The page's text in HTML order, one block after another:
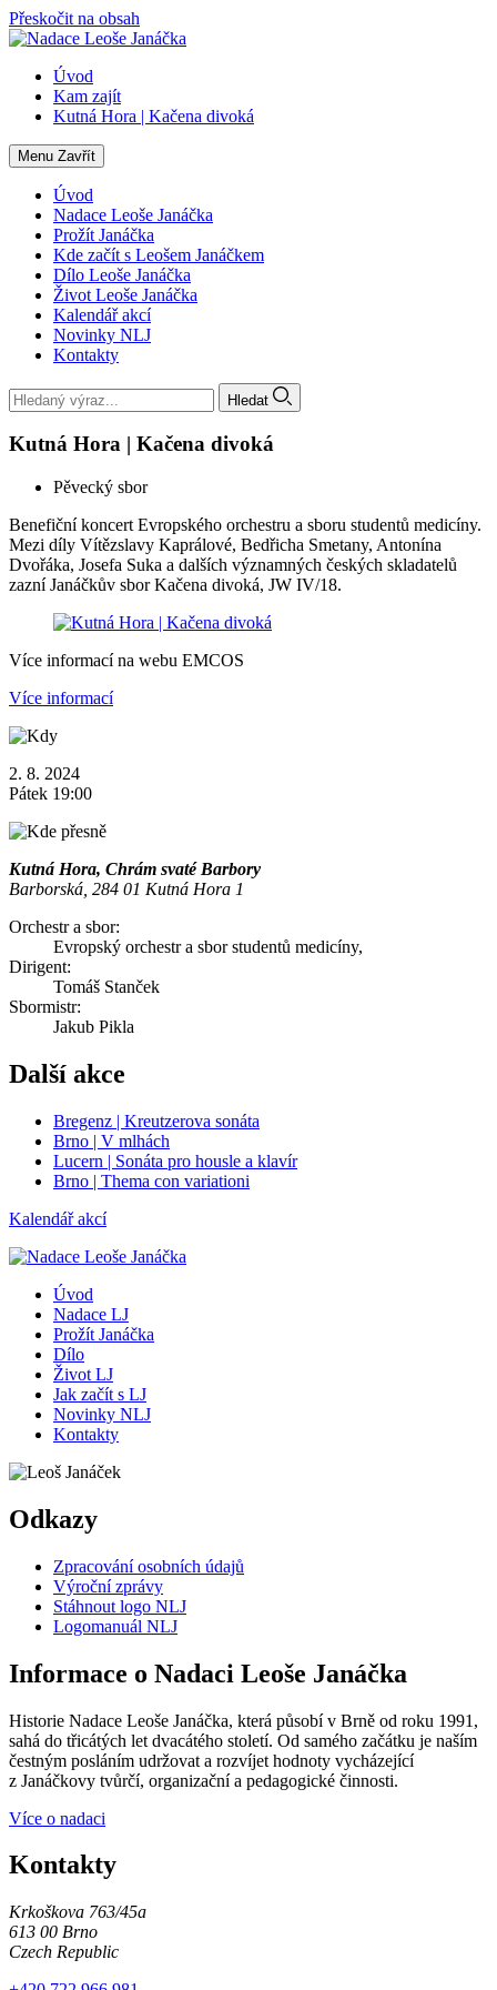
Přeskočit na obsah
Úvod
Kam zajít
Kutná Hora | Kačena divoká
Menu Zavřít
Úvod
Nadace Leoše Janáčka
Prožít Janáčka
Kde začít s Leošem Janáčkem
Dílo Leoše Janáčka
Život Leoše Janáčka
Kalendář akcí
Novinky NLJ
Kontakty
Hledat
Kutná Hora | Kačena divoká
Pěvecký sbor
Benefiční koncert Evropského orchestru a sboru studentů medicíny.
Mezi díly Vítězslavy Kaprálové, Bedřicha Smetany, Antonína
Dvořáka, Josefa Suka a dalších významných českých skladatelů
zazní Janáčkův sbor Kačena divoká, JW IV/18.
Více informací na webu EMCOS
Více informací
2. 8. 2024
Pátek 19:00
Kutná Hora, Chrám svaté Barbory
Barborská, 284 01 Kutná Hora 1
Orchestr a sbor:
Evropský orchestr a sbor studentů medicíny,
Dirigent:
Tomáš Stanček
Sbormistr:
Jakub Pikla
Další akce
Bregenz | Kreutzerova sonáta
Brno | V mlhách
Lucern | Sonáta pro housle a klavír
Brno | Thema con variationi
Kalendář akcí
Úvod
Nadace LJ
Prožít Janáčka
Dílo
Život LJ
Jak začít s LJ
Novinky NLJ
Kontakty
Odkazy
Zpracování osobních údajů
Výroční zprávy
Stáhnout logo NLJ
Logomanuál NLJ
Informace o Nadaci Leoše Janáčka
Historie Nadace Leoše Janáčka, která působí v Brně od roku 1991,
sahá do třicátých let dvacátého století. Od samého začátku je naším
čestným posláním udržovat a rozvíjet hodnoty vycházející
z Janáčkovy tvůrčí, organizační a pedagogické činnosti.
Více o nadaci
Kontakty
Krkoškova 763/45a
613 00 Brno
Czech Republic